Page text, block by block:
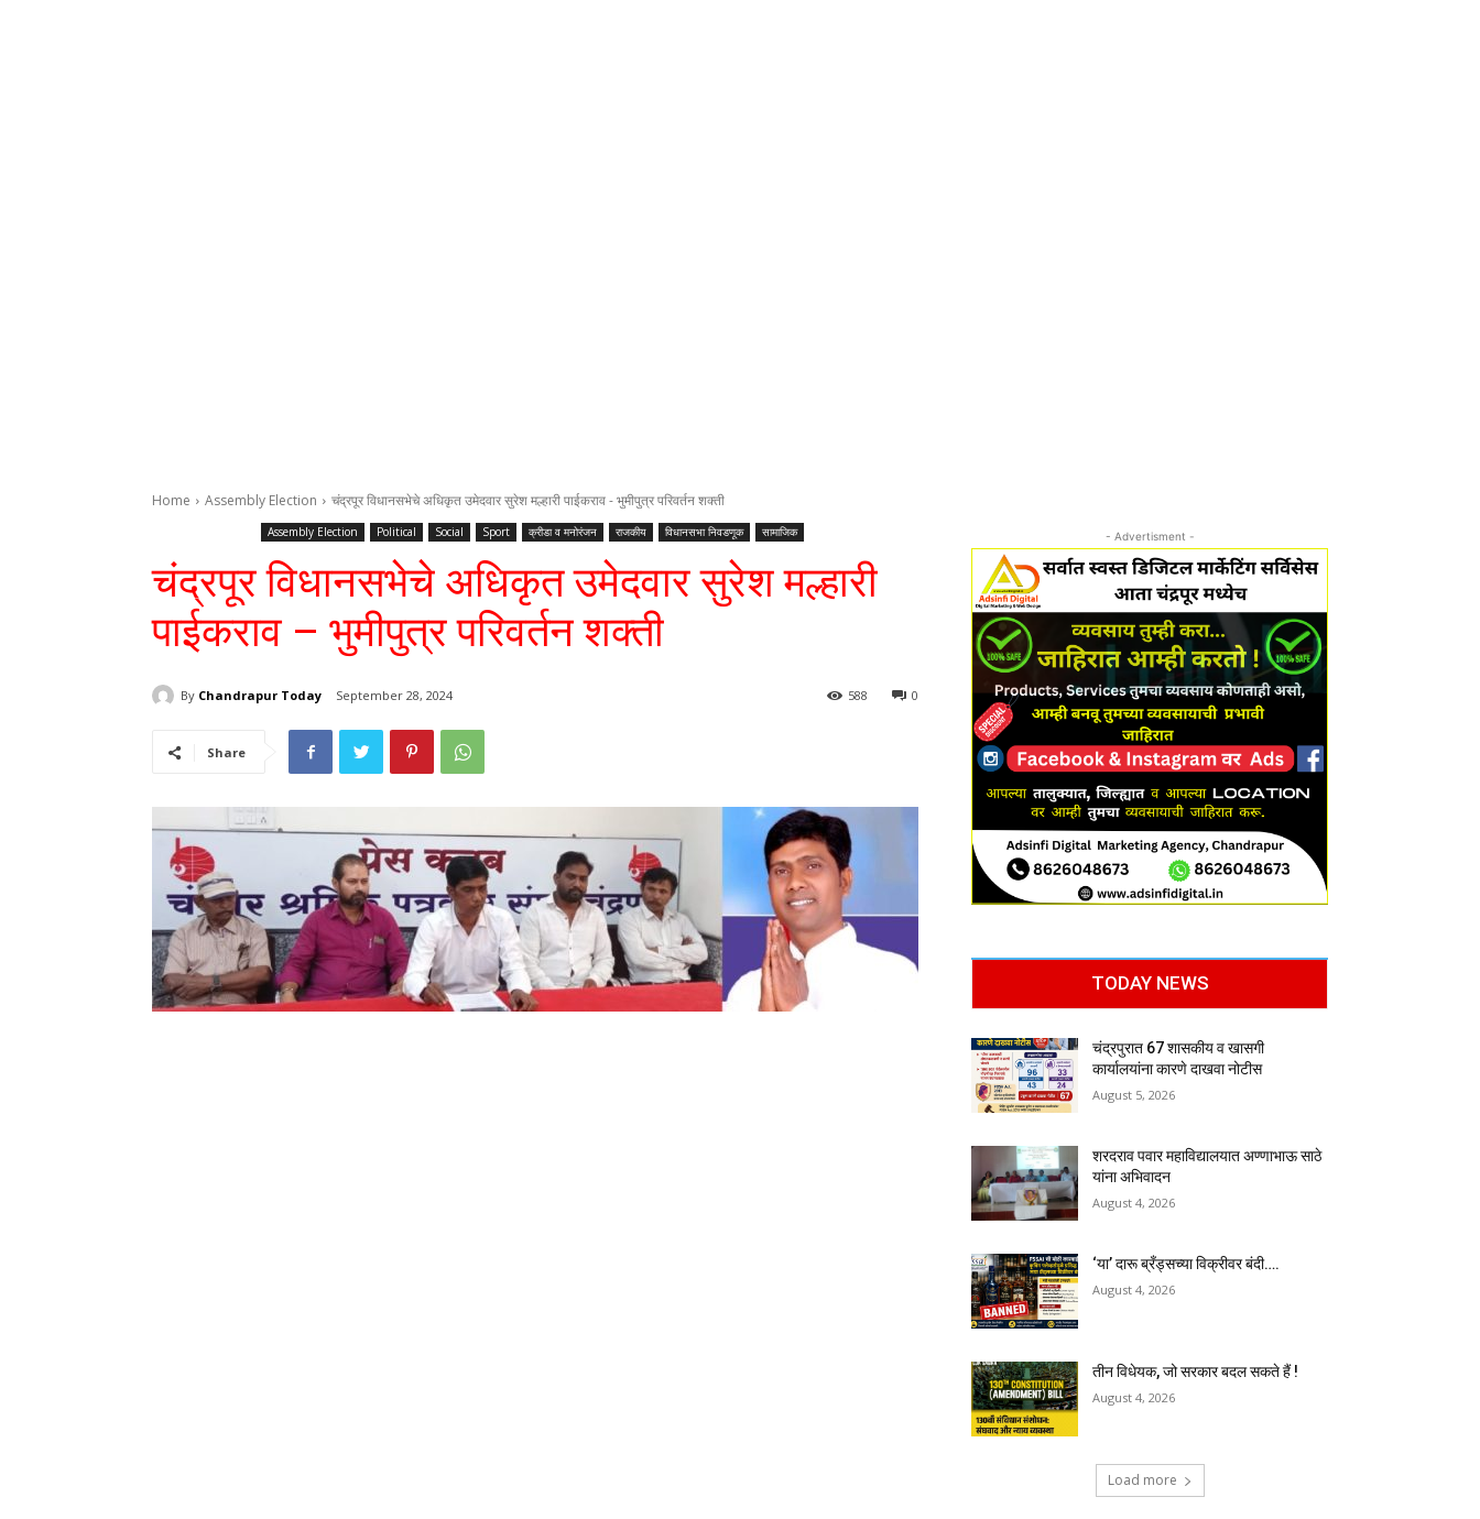
Home Assembly Election चंद्रपूर विधानसभेचे अधिकृत उमेदवार सुरेश मल्हारी पाईकराव - भुमीपुत्र परिवर्तन शक्ती
Assembly Election Political Social Sport क्रीडा व मनोरंजन राजकीय विधानसभा निवडणूक सामाजिक
चंद्रपूर विधानसभेचे अधिकृत उमेदवार सुरेश मल्हारी
पाईकराव – भुमीपुत्र परिवर्तन शक्ती
By Chandrapur Today September 28, 2024 0
588
Share
- Advertisment -
TODAY NEWS
चंद्रपुरात 67 शासकीय व खासगी
कार्यालयांना कारणे दाखवा नोटीस
August 5, 2026
शरदराव पवार महाविद्यालयात अण्णाभाऊ साठे
यांना अभिवादन
August 4, 2026
‘या’ दारू ब्रँड्सच्या विक्रीवर बंदी….
August 4, 2026
तीन विधेयक, जो सरकार बदल सकते हैं !
August 4, 2026
Load more